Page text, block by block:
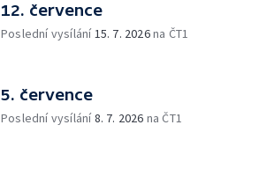
12. července
Poslední vysílání15. 7. 2026na ČT1
5. července
Poslední vysílání8. 7. 2026 na ČT1